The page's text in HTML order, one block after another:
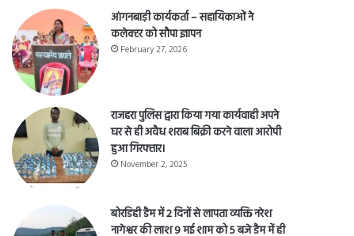
आंगनबाड़ी कार्यकर्ता – सहायिकाओं नेे
कलेक्टर को सौपा ज्ञापन
राजहरा पुलिस द्वारा किया गया कार्यवाही अपने
घर से ही अवैध शराब बिक्री करने वाला आरोपी
हुआ गिरफ्तार।